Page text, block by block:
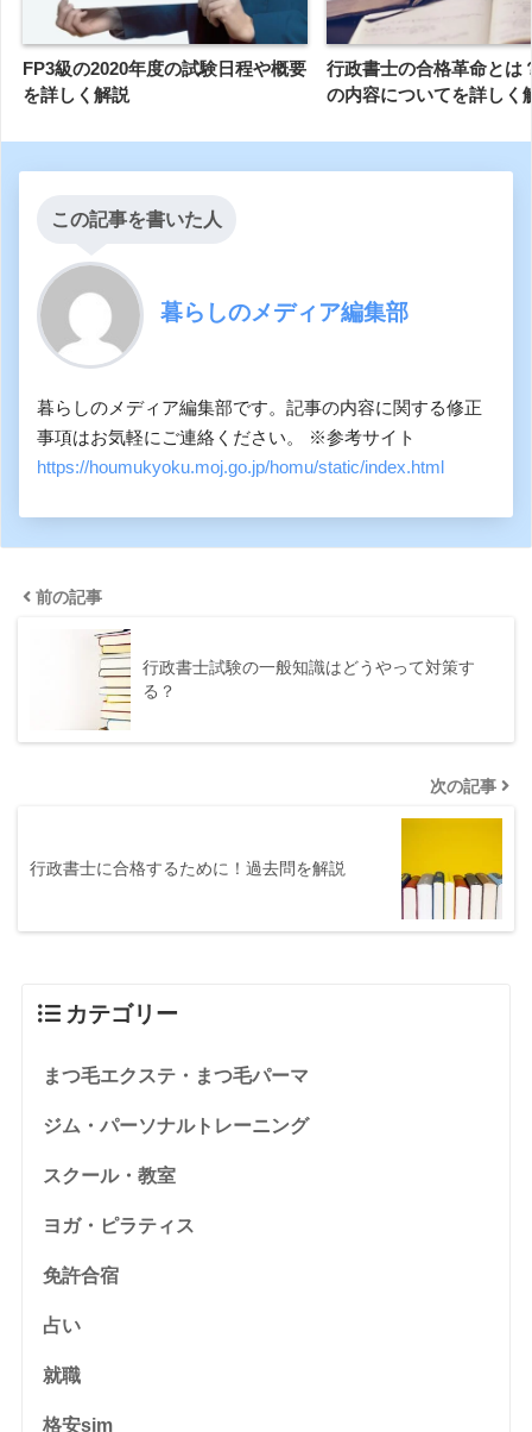
FP3級の2020年度の試験日程や概要
を詳しく解説
行政書士の合格革命とは
の内容についてを詳しく
この記事を書いた人
暮らしのメディア編集部
暮らしのメディア編集部です。記事の内容に関する修正
事項はお気軽にご連絡ください。 ※参考サイト
https://houmukyoku.moj.go.jp/homu/static/index.html
前の記事
行政書士試験の一般知識はどうやって対策す
る？
次の記事
行政書士に合格するために！過去問を解説
カテゴリー
まつ毛エクステ・まつ毛パーマ
ジム・パーソナルトレーニング
スクール・教室
ヨガ・ピラティス
免許合宿
占い
就職
格安sim